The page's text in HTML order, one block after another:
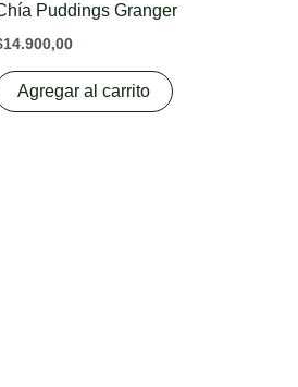
Puddings Granger
14.900,00
Agregar al carrito